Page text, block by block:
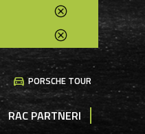
directions_car PORSCHE TOUR
RAC PARTNERI